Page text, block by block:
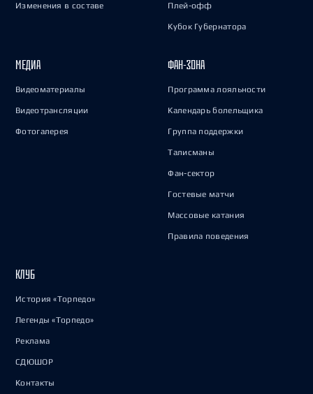
Изменения в составе Плей-офф
Кубок Губернатора
МЕДИА
Видеоматериалы
Видеотрансляции
Фотогалерея
ФАН-ЗОНА
Программа лояльности
Календарь болельщика
Группа поддержки
Талисманы
Фан-сектор
Гостевые матчи
Массовые катания
Правила поведения
КЛУБ
История «Торпедо»
Легенды «Торпедо»
Реклама
СДЮШОР
Контакты